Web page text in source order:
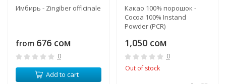
Имбирь - Zingiber officinale
from 676 сом
0
Add to cart
Какао 100% порошок -
Cocoa 100% Instand
Powder (PCR)
1,050 сом
0
Out of stock